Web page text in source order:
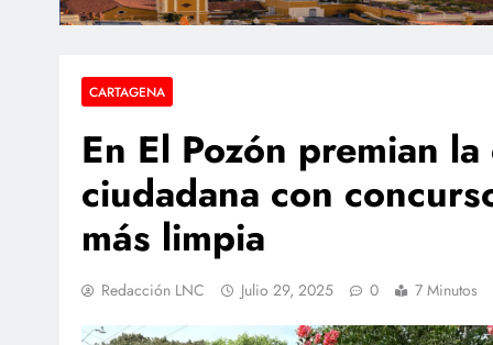
CARTAGENA
En El Pozón premian
ciudadana con
más limpia
Redacción LNC Julio 29, 2025 0 7 Minutos